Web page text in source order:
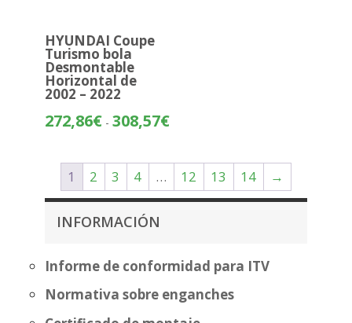
HYUNDAI Coupe
Turismo bola
Desmontable
Horizontal de
2002 – 2022
272,86€ - 308,57€Rango
desde
272,86€
hasta
1 2 3 4 … 12 13 14 →
INFORMACIÓN
Informe de conformidad para ITV
Normativa sobre enganches